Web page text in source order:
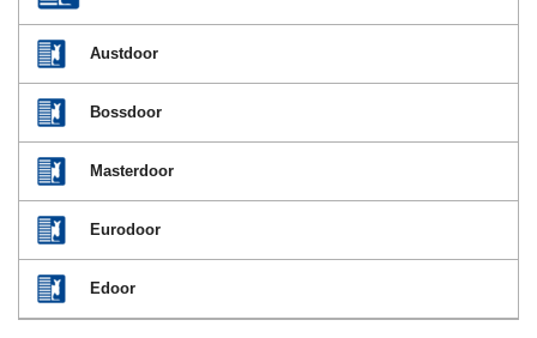
Austdoor
Bossdoor
Masterdoor
Eurodoor
Edoor